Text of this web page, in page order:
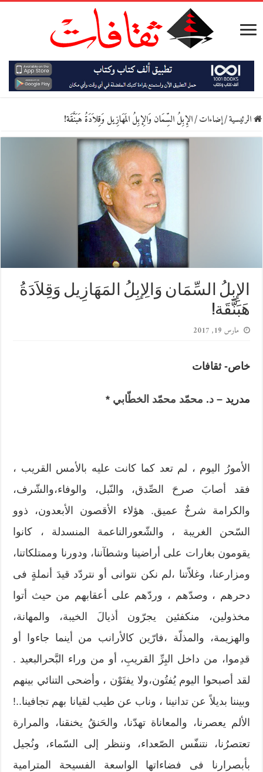
الرئيسية/إضاءات/الإِبِلُ السِّمَان وَالِإبِلُ المَهَازِيل وَقِلاَدَةُ هَبَنَّقَة!
الإِبِلُ السِّمَان وَالِإبِلُ المَهَازِيل وَقِلاَدَةُ
هَبَنَّقَة!
مارس 19, 2017
خاص- ثقافات
مدريد –د. محمّد محمّد الخطّابي *
الأمورُ اليوم ، لم تعد كما كانت عليه بالأمس القريب ،
فقد أصابَ صرحَ الصِّدق، والنّبل، والوفاء،والشّرف،
والكرامة شرخٌ عميق. هؤلاء الأقصون الأبعدون، ذوو
السّحن الغريبة ، والشّعورالناعمة المنسدلة ، كانوا
يقومون بغارات على أراضينا وشطآننا، ودورنا وممتلكاتنا،
ومزارعنا، وغلاّتنا ،لم نكن نتوانى أو نتردّد قيدَ أنملةٍ فى
دحرهم ، وصدّهم ، وردّهم على أعقابهم من حيث أتوا
مخذولين، منكفئين يجرّون أذيالَ الخيبة، والمهانة،
والهزيمة، والمذلّة ،فارّين كالأرانب من أينما جاءوا أو
قدِموا، من داخل البِرِّ القريبِ، أو من وراء البَّحرالبعيد .
لقد أصبحوا اليوم يُفتُون،ولا يفتَوْن ، وأضحى التنائي بينهم
وبيننا بديلاً عن تدانينا ، وناب عن طيب لقيانا بهم تجافينا..!
الألم يعصرنا، والمعاناة تهدّنا، والحَنقُ يخنقنا، والمرارة
تعتصرُنا، نتنفّس الصّعداء، وننظر إلى السّماء، ونُجيل
بأبصرارنا فى فضاءاتها الواسعة الفسيحة المترامية